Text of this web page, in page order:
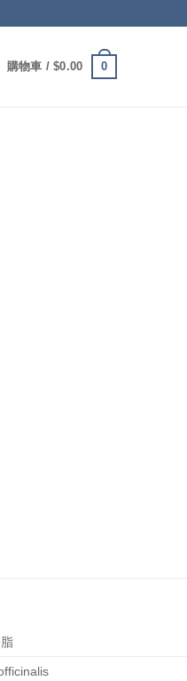
購物車 /$0.00 0